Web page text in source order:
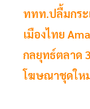
ททท.ปลื้มกร
เมืองไทย
กลยุทธ์ตลาด
โฆษณาชุดให